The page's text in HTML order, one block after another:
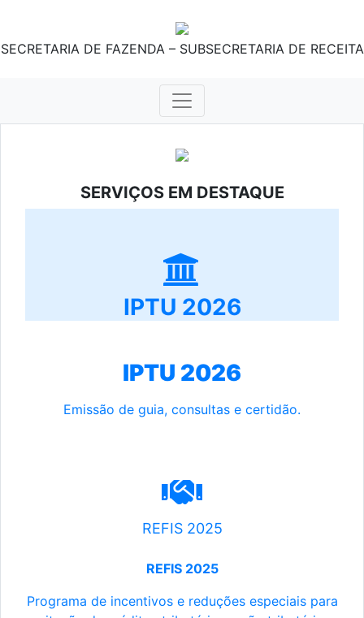
SECRETARIA DE FAZENDA – SUBSECRETARIA DE RECEITA
SERVIÇOS EM DESTAQUE
IPTU 2026
IPTU 2026
Emissão de guia, consultas e certidão.
REFIS 2025
REFIS 2025
Programa de incentivos e reduções especiais para